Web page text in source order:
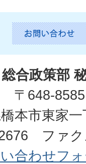
合政策部
〒648-8585
本市東家
ファク
合わせフ